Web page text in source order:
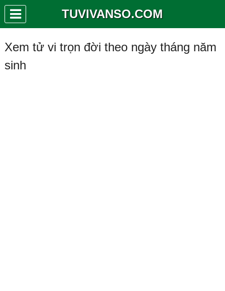
TUVIVANSO.COM
Xem tử vi trọn đời theo ngày tháng năm
sinh